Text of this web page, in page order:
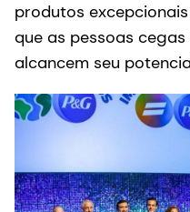
produtos
que as pessoas
alcancem seu